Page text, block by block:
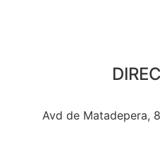
Avd de Matadepera,